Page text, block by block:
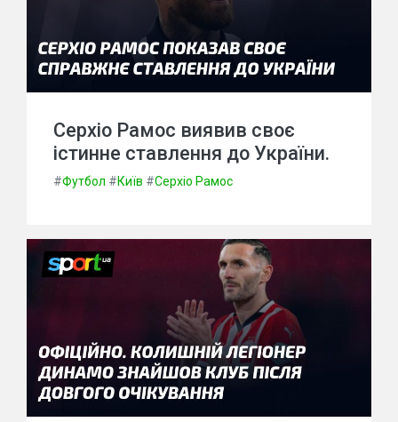
Серхіо Рамос виявив своє
істинне ставлення до України.
#Футбол #Київ #Серхіо Рамос